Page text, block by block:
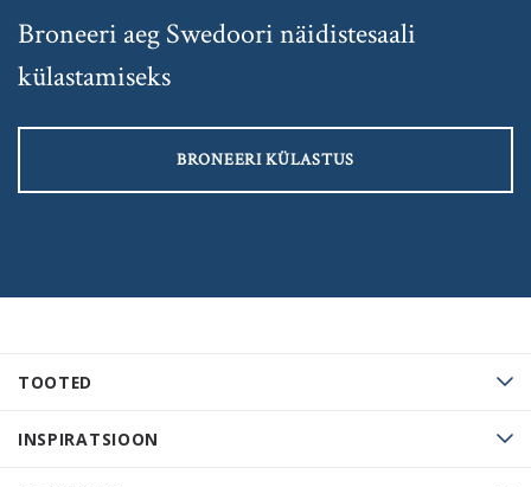
TOOTED
INSPIRATSIOON
Broneeri aeg Swedoori näidistesaali
külastamiseks
BRONEERI KÜLASTUS